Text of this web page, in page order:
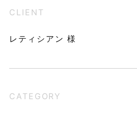
CLIENT
レティシアン 様
CATEGORY